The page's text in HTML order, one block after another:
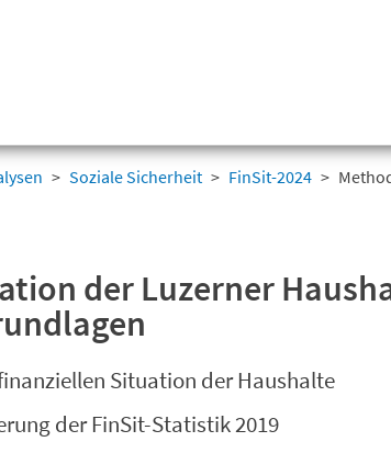
Soziale Sicherheit FinSit-2024
der Luzerner
Situation der Haushalte
der FinSit-Statistik 2019